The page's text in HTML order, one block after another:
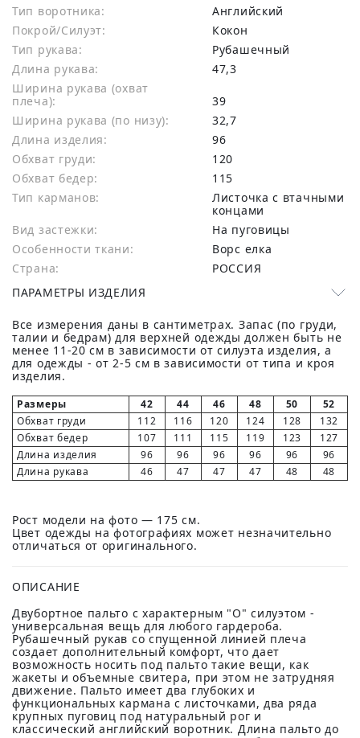
Тип воротника:
Английский
Покрой/Силуэт:
Кокон
Тип рукава:
Рубашечный
Длина рукава:
47,3
Ширина рукава (охват
плеча):
39
Ширина рукава (по низу):
32,7
Длина изделия:
96
Обхват груди:
120
Обхват бедер:
115
Тип карманов:
Листочка с втачными
концами
Вид застежки:
На пуговицы
Особенности ткани:
Ворс елка
Страна:
РОССИЯ
ПАРАМЕТРЫ ИЗДЕЛИЯ
Все измерения даны в сантиметрах. Запас (по груди,
талии и бедрам) для верхней одежды должен быть не
менее 11-20 см в зависимости от силуэта изделия, а
для одежды - от 2-5 см в зависимости от типа и кроя
изделия.
Размеры 42 44 46 48 50
52
Обхват груди
112 116 120 124 128
132
Обхват бедер
107 111 115 119 123
127
Длина изделия
96 96 96 96 96
96
Длина рукава
46 47 47 47 48 48
Рост модели на фото — 175 см.
Цвет одежды на фотографиях может незначительно
отличаться от оригинального.
ОПИСАНИЕ
Двубортное пальто с характерным "О" силуэтом -
универсальная вещь для любого гардероба.
Рубашечный рукав со спущенной линией плеча
создает дополнительный комфорт, что дает
возможность носить под пальто такие вещи, как
жакеты и объемные свитера, при этом не затрудняя
движение. Пальто имеет два глубоких и
функциональных кармана с листочками, два ряда
крупных пуговиц под натуральный рог и
классический английский воротник. Длина пальто до